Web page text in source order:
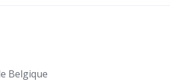
Belgique